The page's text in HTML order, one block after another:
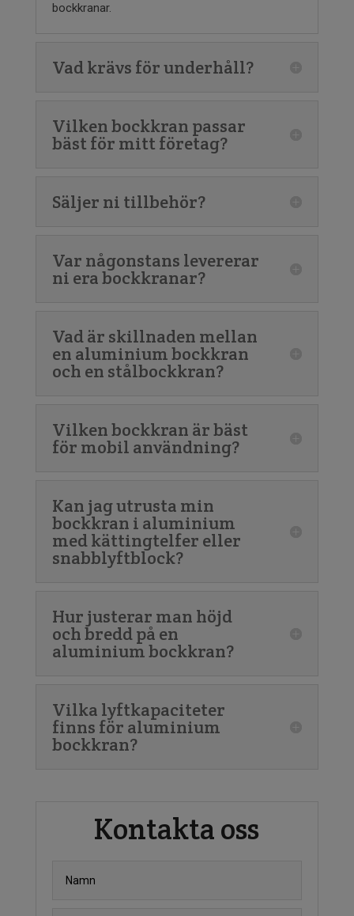
bockkranar.
Vad krävs för underhåll?
Vilken bockkran passar
bäst för mitt företag?
Säljer ni tillbehör?
Var någonstans levererar
ni era bockkranar?
Vad är skillnaden mellan
en aluminium bockkran
och en stålbockkran?
Vilken bockkran är bäst
för mobil användning?
Kan jag utrusta min
bockkran i aluminium
med kättingtelfer eller
snabblyftblock?
Hur justerar man höjd
och bredd på en
aluminium bockkran?
Vilka lyftkapaciteter
finns för aluminium
bockkran?
Kontakta oss